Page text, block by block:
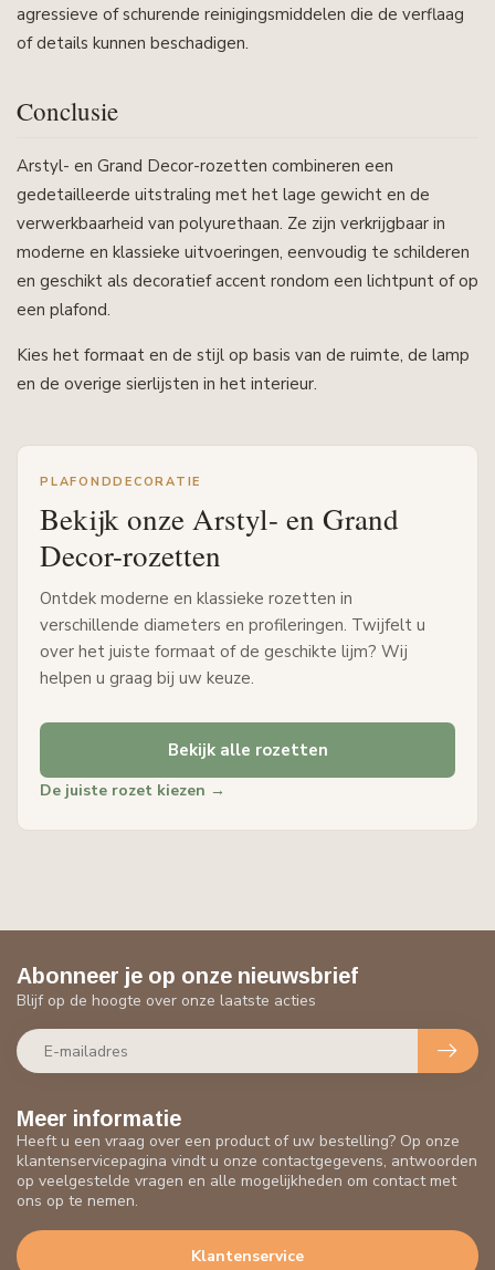
agressieve of schurende reinigingsmiddelen die de verflaag
of details kunnen beschadigen.
Conclusie
Arstyl- en Grand Decor-rozetten combineren een
gedetailleerde uitstraling met het lage gewicht en de
verwerkbaarheid van polyurethaan. Ze zijn verkrijgbaar in
moderne en klassieke uitvoeringen, eenvoudig te schilderen
en geschikt als decoratief accent rondom een lichtpunt of op
een plafond.
Kies het formaat en de stijl op basis van de ruimte, de lamp
en de overige sierlijsten in het interieur.
PLAFONDDECORATIE
Bekijk onze Arstyl- en Grand
Decor-rozetten
Ontdek moderne en klassieke rozetten in
verschillende diameters en profileringen. Twijfelt u
over het juiste formaat of de geschikte lijm? Wij
helpen u graag bij uw keuze.
Bekijk alle rozetten
De juiste rozet kiezen →
Meer informatie
Heeft u een vraag over een product of uw bestelling? Op onze
klantenservicepagina vindt u onze contactgegevens, antwoorden
op veelgestelde vragen en alle mogelijkheden om contact met
ons op te nemen.
Klantenservice
Abonneer je op onze nieuwsbrief
Blijf op de hoogte over onze laatste acties